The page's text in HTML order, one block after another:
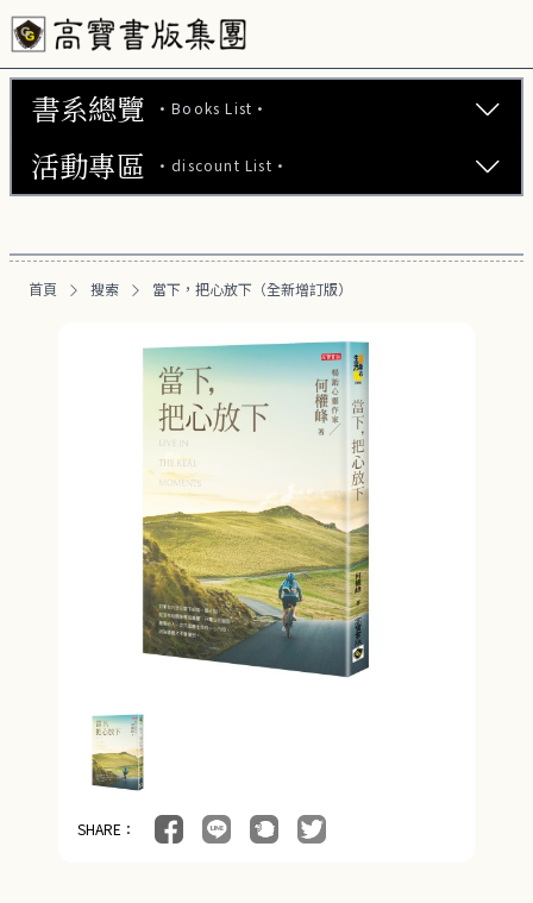
書系總覽 ·Books List·
文學小說 (737)
醫療保健 (55)
親子教養 (13)
人文史哲 (73)
活動專區 ·discount List·
【2本7折】高寶小說系列全圖鑑書展
【2套7折】高寶小說系列全圖鑑書展
【66折】高寶小說系列全圖鑑書展
首頁 搜索 當下，把心放下（全新增訂版）
SHARE：